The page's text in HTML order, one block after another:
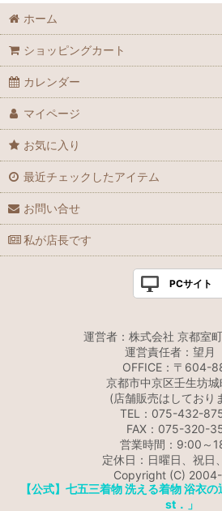
ホーム
ショッピングカート
カレンダー
マイページ
お気に入り
最近チェックしたアイテム
お問い合せ
私が店長です
PCサイト
運営者：株式会社 京都室
運営責任者：望
OFFICE：〒604-
京都市中京区壬生坊
(店舗販売はしており
TEL：075-432-
FAX：075-320-
営業時間：9:00～
定休日：日曜日、祝日
Copyright (C)
【公式】七五三着物 洗える着物 浴衣
st．」